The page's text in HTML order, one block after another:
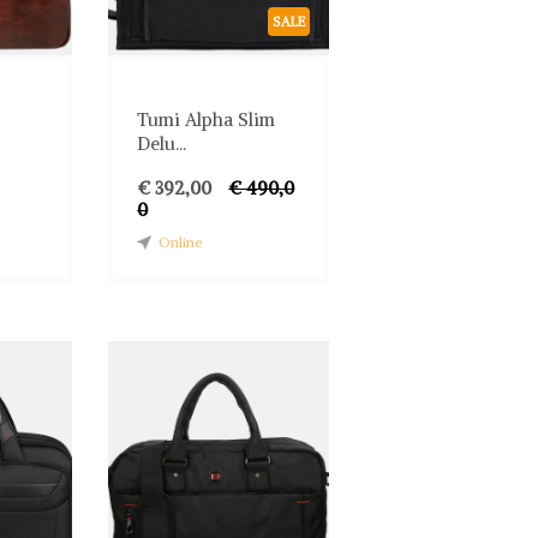
SALE
Tumi Alpha Slim
Delu...
€ 392,00
€ 490,0
0
Online